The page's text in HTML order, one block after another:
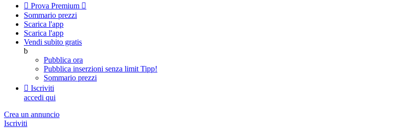
 Prova Premium 
Sommario prezzi
Scarica l'app
Scarica l'app
Vendi subito gratis
b
Pubblica ora
Pubblica inserzioni senza limit Tipp!
Sommario prezzi
 Iscriviti
accedi qui
Crea un annuncio
Iscriviti